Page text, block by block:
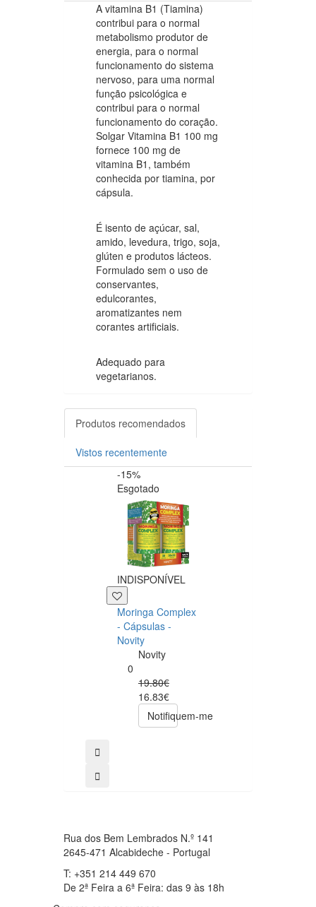
A vitamina B1 (Tiamina)
contribui para o normal
metabolismo produtor de
energia, para o normal
funcionamento do sistema
nervoso, para uma normal
função psicológica e
contribui para o normal
funcionamento do coração.
Solgar Vitamina B1 100 mg
fornece 100 mg de
vitamina B1, também
conhecida por tiamina, por
cápsula.
É isento de açúcar, sal,
amido, levedura, trigo, soja,
glúten e produtos lácteos.
Formulado sem o uso de
conservantes,
edulcorantes,
aromatizantes nem
corantes artificiais.
Adequado para
vegetarianos.
Produtos recomendados
Vistos recentemente
-15%
Esgotado
INDISPONÍVEL
Moringa Complex
- Cápsulas -
Novity
Novity
0
19.80€
16.83€
Notifiquem-me
Rua dos Bem Lembrados N.º 141
2645-471 Alcabideche - Portugal
T: +351 214 449 670
De 2ª Feira a 6ª Feira: das 9 às 18h